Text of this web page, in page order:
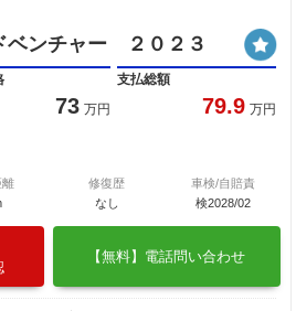
ベンチャー ２０２３
73 万円
支払総額
79.9 万円
離
修復歴
なし
車検/自賠責
検2028/02
【無料】電話問い合わせ